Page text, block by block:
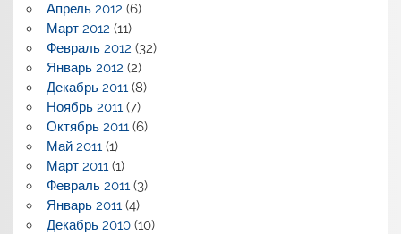
Апрель 2012 (6)
Март 2012 (11)
Февраль 2012 (32)
Январь 2012 (2)
Декабрь 2011 (8)
Ноябрь 2011 (7)
Октябрь 2011 (6)
Май 2011 (1)
Март 2011 (1)
Февраль 2011 (3)
Январь 2011 (4)
Декабрь 2010(10)